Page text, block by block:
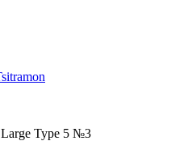
Type 5 №3